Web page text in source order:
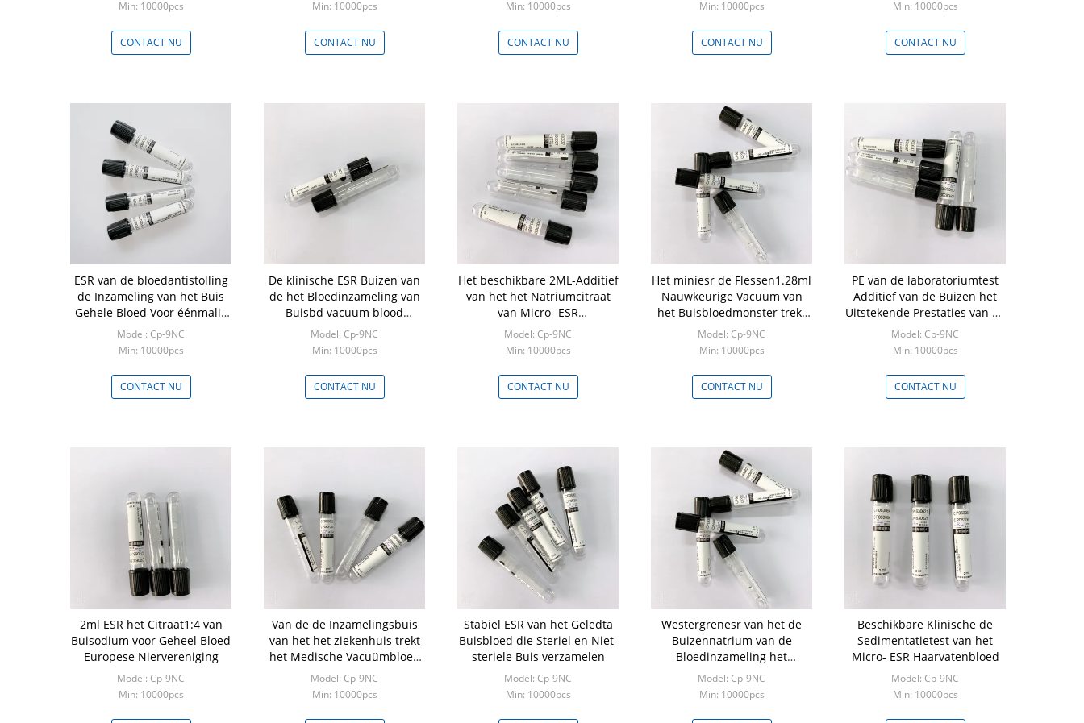
Min: 10000pcs
CONTACT NU
Min: 10000pcs
CONTACT NU
Min: 10000pcs
CONTACT NU
Min: 10000pcs
CONTACT NU
Min: 10000pcs
CONTACT NU
ESR van de bloedantistolling
de Inzameling van het Buis
Gehele Bloed Voor éénmalig
gebruik
Model: Cp-9NC
Min: 10000pcs
CONTACT NU
De klinische ESR Buizen van
de het Bloedinzameling van
Buisbd vacuum blood
colletion tube Gemakkelijk te
werken
Model: Cp-9NC
Min: 10000pcs
CONTACT NU
Het beschikbare 2ML-Additief
van het het Natriumcitraat
van Micro- ESR
Haarvatenwestergren
Model: Cp-9NC
Min: 10000pcs
CONTACT NU
Het miniesr de Flessen1.28ml
Nauwkeurige Vacuüm van
het Buisbloedmonster trekt
Volume
Model: Cp-9NC
Min: 10000pcs
CONTACT NU
PE van de laboratoriumtest
Additief van de Buizen het
Uitstekende Prestaties van de
Bloedmonsterinzameling
Model: Cp-9NC
Min: 10000pcs
CONTACT NU
2ml ESR het Citraat1:4 van
Buisodium voor Geheel Bloed
Europese Niervereniging
Model: Cp-9NC
Min: 10000pcs
Van de de Inzamelingsbuis
van het het ziekenhuis trekt
het Medische Vacuümbloed
Nauwkeurige Vacuüm
Volume
Model: Cp-9NC
Min: 10000pcs
Stabiel ESR van het Geledta
Buisbloed die Steriel en Niet-
steriele Buis verzamelen
Model: Cp-9NC
Min: 10000pcs
Westergrenesr van het de
Buizennatrium van de
Bloedinzameling het
Citraatverhouding aan
Bloed1:4
Model: Cp-9NC
Min: 10000pcs
Beschikbare Klinische de
Sedimentatietest van het
Micro- ESR Haarvatenbloed
Model: Cp-9NC
Min: 10000pcs